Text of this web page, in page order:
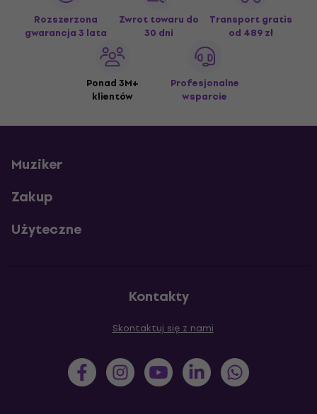
Rozszerzona
gwarancja 3 lata
Zwrot towaru do
30 dni
Transport gratis
od 489 zł
Ponad 3M+
klientów
Profesjonalne
wsparcie
Muziker
Zakup
Użyteczne
Kontakty
Skontaktuj się z nami